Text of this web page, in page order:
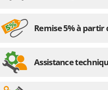
Oriental Koshin
Outdoorchef
P
Palazzetti
Remise 5% à
Assistance